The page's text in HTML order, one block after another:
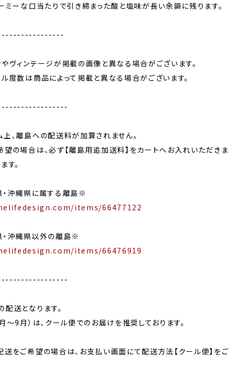
ミーな口当たりで引き締まった酸と塩味が長い余韻に残ります。
ヴィンテージが掲載の画像と異なる場合がございます。
度数は商品によって掲載と異なる場合がございます。
、離島への配送料が加算されません。
の場合は、必ず【離島用追加送料】をカートへお入れいただきま
す。
沖縄県に属する離島※
items/66477122
沖縄県以外の離島※
items/66476919
送となります。
〜9月）は、クール便でのお届けを推奨しております。
をご希望の場合は、お支払い画面にて配送方法【クール便】をご